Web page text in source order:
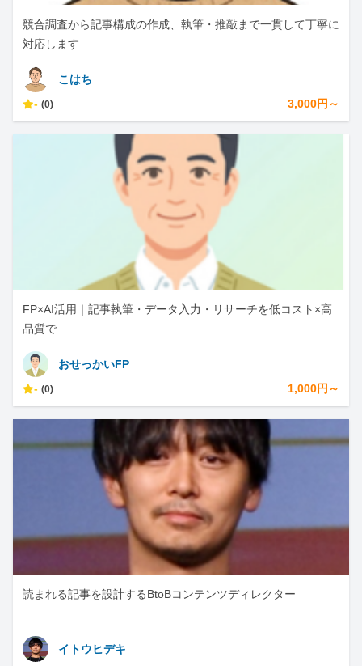
競合調査から記事構成の作成、執筆・推敲まで一貫して丁寧に
対応します
こはち
- (0) 3,000円～
FP×AI活用｜記事執筆・データ入力・リサーチを低コスト×高
品質で
おせっかいFP
- (0) 1,000円～
読まれる記事を設計するBtoBコンテンツディレクター
イトウヒデキ